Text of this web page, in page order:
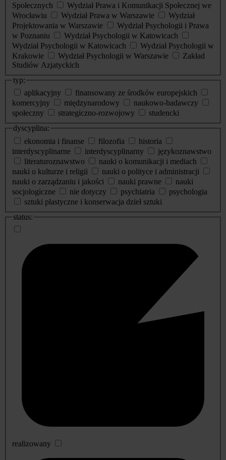
Społecznych
Wydział Prawa i Komunikacji Społecznej we
Wrocławiu
Wydział Prawa w Warszawie
Wydział
Projektowania w Warszawie
Wydział Psychologii i Prawa
w Poznaniu
Wydział Psychologii w Katowicach
Wydział Psychologii w Katowicach
Wydział Psychologii w
Krakowie
Wydział Psychologii w Warszawie
Zakład
Studiów Azjatyckich
typ:
aplikacyjny
finansowany ze środków europejskich
komercyjny
międzynarodowy
naukowo-badawczy
społeczny
strategiczno-rozwojowy
studencki
dyscyplina:
ekonomia i finanse
filozofia
historia
interdyscyplinarne
interdyscyplinarny
językoznawstwo
literaturoznawstwo
nauki o komunikacji i mediach
nauki o kulturze i religii
nauki o polityce i administracji
nauki o zarządzaniu i jakości
nauki prawne
nauki
socjologiczne
nie dotyczy psychiatria
psychologia
sztuki plastyczne i konserwacja dzieł sztuki
status:
realizowany